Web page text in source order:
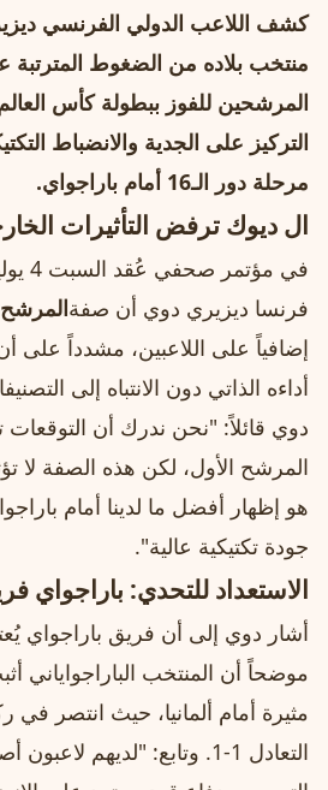
كشف اللاعب الدولي الفرنسي
منتخب بلاده من الضغوط المترتبة
التركيز على الجدية والانضباط
مرحلة دور الـ16 أمام باراجواي.
ال ديوك ترفض التأثيرات
فرنسا ديزيري دوي أن صفة
إضافياً على اللاعبين، مشدداً على
أداءه الذاتي دون الانتباه إلى
دوي قائلاً: "نحن ندرك أن
المرشح الأول، لكن هذه الصفة لا
هو إظهار أفضل ما لدينا أمام
جودة تكتيكية عالية".
الاستعداد للتحدي: باراجواي
أشار دوي إلى أن فريق باراجواي
موضحاً أن المنتخب الباراجواياني
مثيرة أمام ألمانيا، حيث انتصر في
التعادل 1-1. وتابع: "لديهم